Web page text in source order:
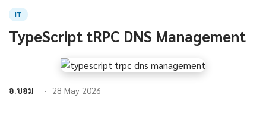
IT
TypeScript tRPC DNS Management
อ.บอม 28 May 2026